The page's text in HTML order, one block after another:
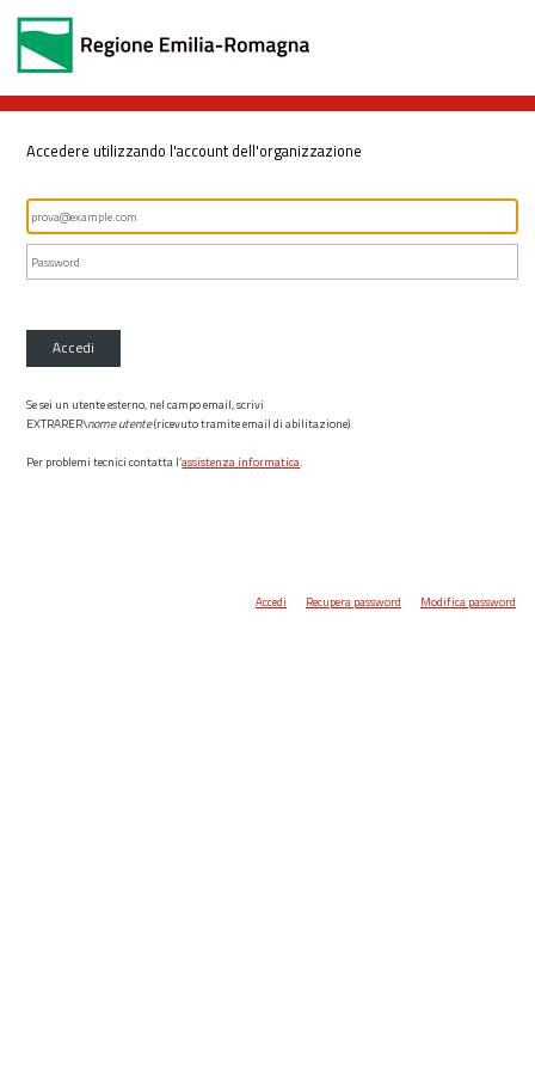
Accedere utilizzando l'account dell'organizzazione
Accedi
Se sei un utente esterno, nel campo email, scrivi
EXTRARER\nome utente(ricevuto tramite email di abilitazione)
Per problemi tecnici contatta l’assistenza informatica.
Accedi Recupera password Modifica password